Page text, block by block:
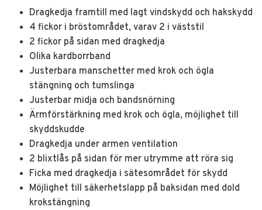
Dragkedja framtill med lagt vindskydd och hakskydd
4 fickor i bröstområdet, varav 2 i väststil
2 fickor på sidan med dragkedja
Olika kardborrband
Justerbara manschetter med krok och ögla
stängning och tumslinga
Justerbar midja och bandsnörning
Ärmförstärkning med krok och ögla, möjlighet till
skyddskudde
Dragkedja under armen ventilation
2 blixtlås på sidan för mer utrymme att röra sig
Ficka med dragkedja i sätesområdet för skydd
Möjlighet till säkerhetslapp på baksidan med dold
krokstängning